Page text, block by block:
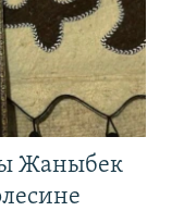
Жаныбек